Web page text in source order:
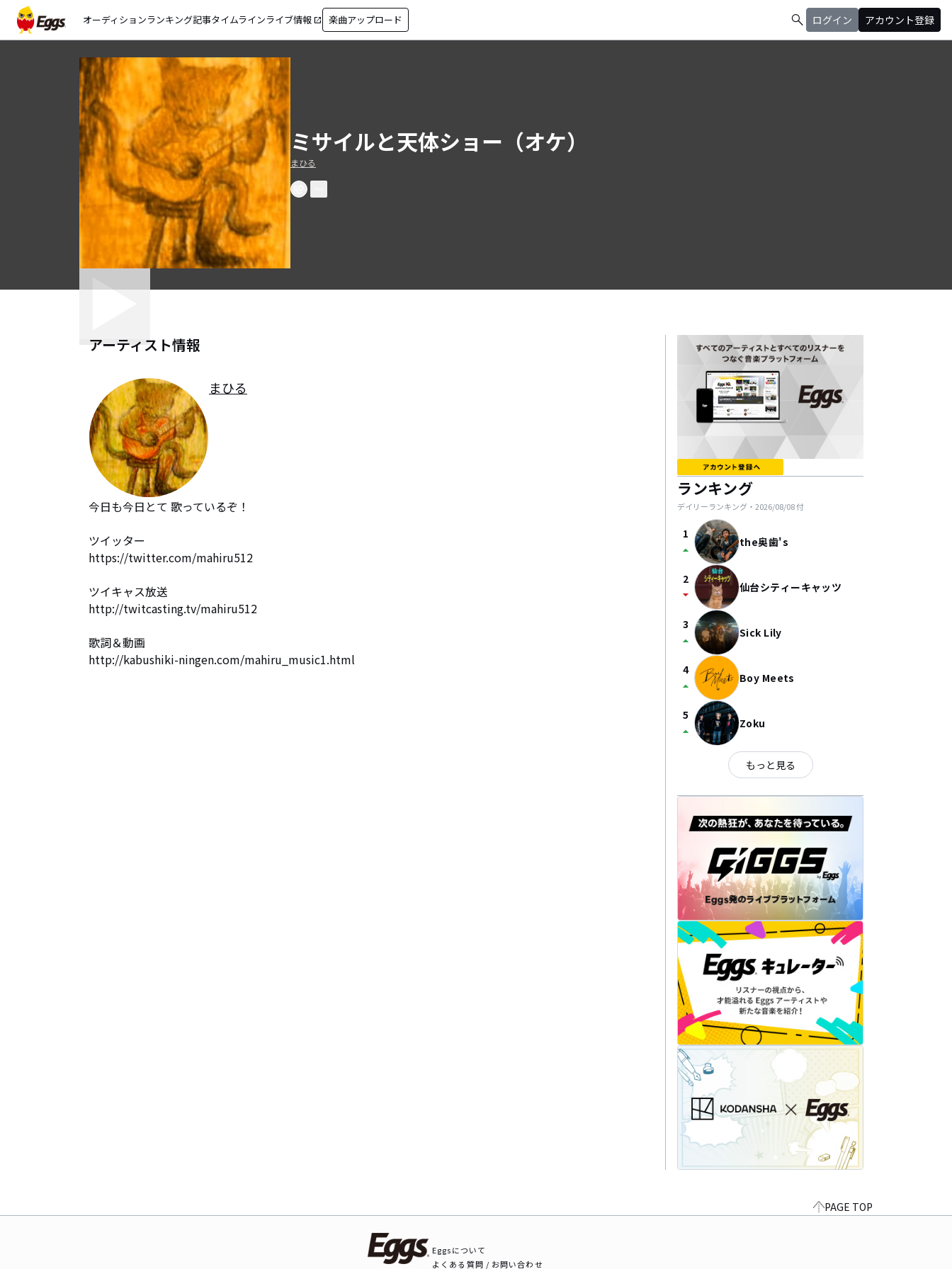
オーディションランキング記事タイムラインライブ情報 open_in_new 楽曲アップロード search ログイン アカウント登録
ミサイルと天体ショー（オケ）
まひる
アーティスト情報
まひる
今日も今日とて 歌っているぞ！
ツイッター
https://twitter.com/mahiru512
ツイキャス放送
http://twitcasting.tv/mahiru512
歌詞＆動画
http://kabushiki-ningen.com/mahiru_music1.html
ランキング
デイリーランキング・ 2026/08/08付
1
arrow_drop_up the奥歯's
2
arrow_drop_down 仙台シティーキャッツ
3
arrow_drop_up Sick Lily
4
arrow_drop_up Boy Meets
5
arrow_drop_up Zoku
もっと見る
PAGE TOP
Eggsについて
よくある質問 / お問い合わせ